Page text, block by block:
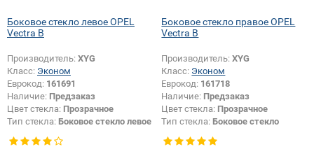
Боковое стекло левое OPEL
Vectra B
Производитель: XYG
Класс: Эконом
Еврокод: 161691
Наличие: Предзаказ
Цвет стекла: Прозрачное
Тип стекла: Боковое стекло левое
Боковое стекло правое OPEL
Vectra B
Производитель:XYG
Класс: Эконом
Еврокод: 161718
Наличие: Предзаказ
Цвет стекла: Прозрачное
Тип стекла: Боковое стекло